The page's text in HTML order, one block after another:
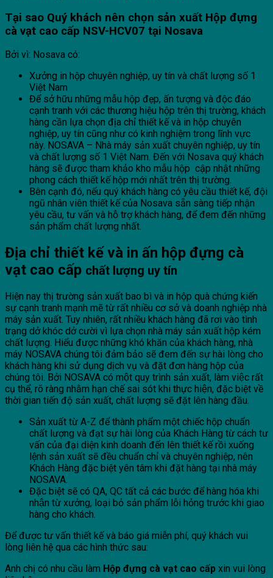
Tại sao Quý khách nên chọn sản xuất Hộp đựng
cà vạt cao cấp NSV-HCV07 tại Nosava
Bởi vì: Nosava có:
Xưởng in hộp chuyên nghiệp, uy tín và chất lượng số 1
Việt Nam
Để sở hữu những mẫu hộp đẹp, ấn tượng và độc đáo
cạnh tranh với các thương hiệu hộp trên thị trường, khách
hàng cần lựa chọn địa chỉ thiết kế và in hộp chuyên
nghiệp, uy tín cũng như có kinh nghiệm trong lĩnh vực
này. NOSAVA – Nhà máy sản xuất chuyên nghiệp, uy tín
và chất lượng số 1 Việt Nam. Đến với Nosava quý khách
hàng sẽ được tham khảo kho mẫu hộp cập nhật những
phong cách thiết kế hộp mới nhất trên thị trường.
Bên cạnh đó, nếu quý khách hàng có yêu cầu thiết kế, đội
ngũ nhân viên thiết kế của Nosava sẵn sàng tiếp nhận
yêu cầu, tư vấn và hỗ trợ khách hàng, để đem đến những
sản phẩm chất lượng nhất.
Địa chỉ thiết kế và in ấn hộp đựng cà
vạt cao cấp chất lượng uy tín
Hiện nay thị trường sản xuất bao bì và in hộp quà chứng kiến
sự cạnh tranh mạnh mẽ từ rất nhiều cơ sở và doanh nghiệp nhà
máy sản xuất. Tuy nhiên, rất nhiều khách hàng đã rơi vào tình
trạng dở khóc dở cười vì lựa chọn nhà máy sản xuất hộp kém
chất lượng. Hiểu được những khó khăn của khách hàng, nhà
máy NOSAVA chúng tôi đảm bảo sẽ đem đến sự hài lòng cho
khách hàng khi sử dụng dịch vụ và đặt đơn hàng hộp của
chúng tôi. Bởi NOSAVA có một quy trình sản xuất, làm việc rất
cụ thể, rõ ràng nhằm hạn chế sai sót khi thực hiện, đặc biệt về
thời gian tiến độ sản xuất, chất lượng sẽ đặt lên hàng đầu.
Sản xuất từ A-Z để thành phẩm một chiếc hộp chuẩn
chất lượng và đạt sự hài lòng của Khách Hàng từ cách tư
vấn của đại diện kinh doanh đến lên thiết kế rồi xuống
lệnh sản xuất sẽ đều chuẩn chỉ và chuyên nghiệp, nên
Khách Hàng đặc biệt yên tâm khi đặt hàng tại nhà máy
NOSAVA.
Đặc biệt sẽ có QA, QC tất cả các bước để hàng hóa khi
nhận từ xưởng, loại bỏ sản phẩm lỗi hỏng trước khi giao
hàng cho khách.
Để được tư vấn thiết kế và báo giá miễn phí, quý khách vui
lòng liên hệ qua các hình thức sau:
Anh chị có nhu cầu làm Hộp đựng cà vạt cao cấp xin vui lòng